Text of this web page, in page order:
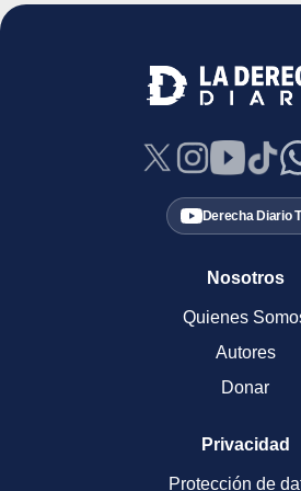
Derecha Diario
Nosotros
Quienes
Autores
Donar
Privacidad
Protección de